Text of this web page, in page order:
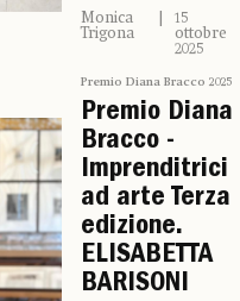
Monica
Trigona
15
ottobre
2025
Premio Diana Bracco 2025
Premio Diana
Bracco -
Imprenditrici
ad arte Terza
edizione.
ELISABETTA
BARISONI